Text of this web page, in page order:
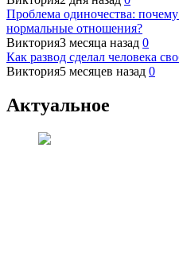
Проблема одиночества:
нормальные отношения?
Виктория3 месяца назад 0
Как развод сделал человека
Виктория5 месяцев назад 0
Актуальное